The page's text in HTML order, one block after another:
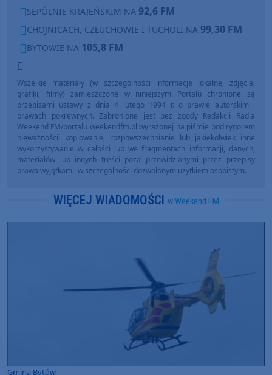
SĘPÓLNIE KRAJEŃSKIM NA 92,6 FM
CHOJNICACH, CZŁUCHOWIE I TUCHOLI NA 99,30 FM
BYTOWIE NA 105,8 FM
Wszelkie materiały (w szczególności informacje lokalne, zdjęcia,
grafiki, filmy) zamieszczone w niniejszym Portalu chronione są
przepisami ustawy z dnia 4 lutego 1994 r. o prawie autorskim i
prawach pokrewnych. Zabronione jest bez zgody Redakcji Radia
Weekend FM/portalu weekendfm.pl wyrażonej na piśmie pod rygorem
nieważności: kopiowanie, rozpowszechnianie lub jakiekolwiek inne
wykorzystywanie w całości lub we fragmentach informacji, danych,
materiałów lub innych treści poza przewidzianymi przez przepisy
prawa wyjątkami, w szczególności dozwolonym użytkiem osobistym.
WIĘCEJ WIADOMOŚCI w Weekend FM
Gmina Bytów